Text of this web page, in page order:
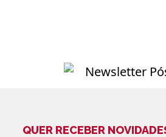
QUER RECEBER